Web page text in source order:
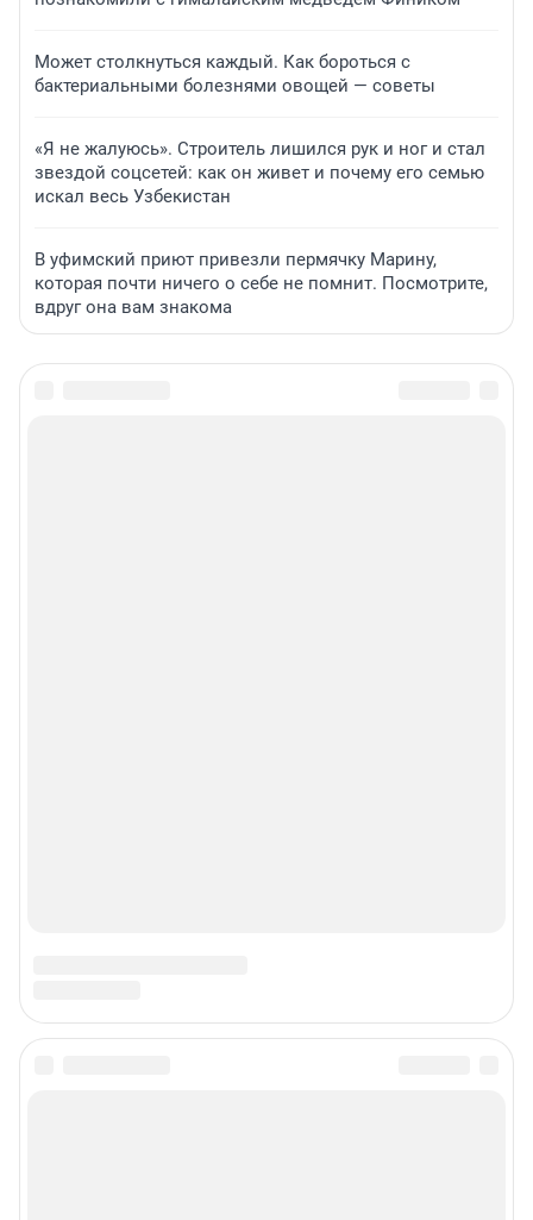
Может столкнуться каждый. Как бороться с
бактериальными болезнями овощей — советы
«Я не жалуюсь». Строитель лишился рук и ног и стал
звездой соцсетей: как он живет и почему его семью
искал весь Узбекистан
В уфимский приют привезли пермячку Марину,
которая почти ничего о себе не помнит. Посмотрите,
вдруг она вам знакома